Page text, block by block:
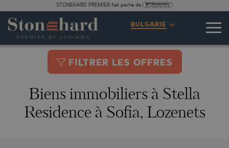
STONEHARD PREMIER fait partie de
BULGARIE
FILTRER LES OFFRES
Biens immobiliers à Stella
Residence à Sofia, Lozenets